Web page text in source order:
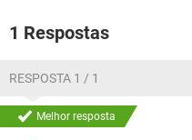
1 Respostas
RESPOSTA 1 / 1
Melhor resposta